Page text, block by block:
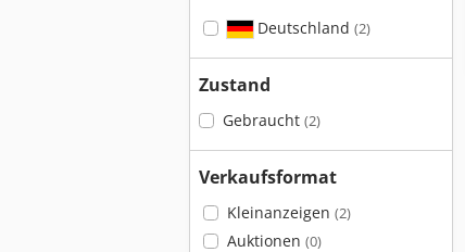
Deutschland (2)
Zustand
Gebraucht (2)
Verkaufsformat
Kleinanzeigen (2)
Auktionen (0)